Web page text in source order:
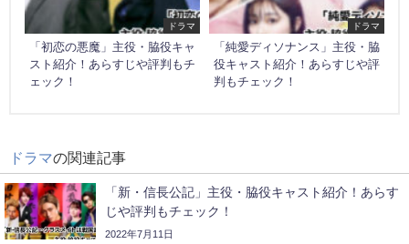
ドラマ
「初恋の悪魔」主役・脇役キャ
スト紹介！あらすじや評判もチ
ェック！
ドラマ
「純愛ディソナンス」主役・脇
役キャスト紹介！あらすじや評
判もチェック！
ドラマの関連記事
「新・信長公記」主役・脇役キャスト紹介！あらす
じや評判もチェック！
2022年7月11日